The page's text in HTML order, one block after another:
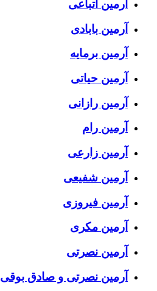
آرمین اتباعی
آرمین بابادی
آرمین برمایه
آرمین حیاتی
آرمین رازانی
آرمین رام
آرمین زارعی
آرمین شفیعی
آرمین فیروزی
آرمین مکری
آرمین نصرتی
آرمین نصرتی و صادق بوقی